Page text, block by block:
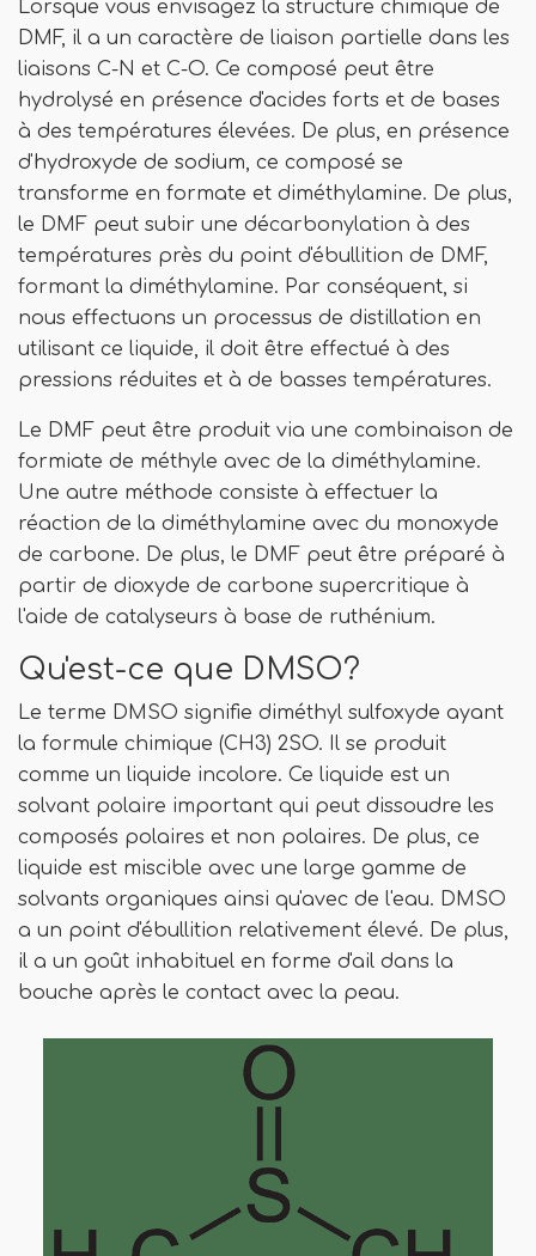
Lorsque vous envisagez la structure chimique de
DMF, il a un caractère de liaison partielle dans les
liaisons C-N et C-O. Ce composé peut être
hydrolysé en présence d'acides forts et de bases
à des températures élevées. De plus, en présence
d'hydroxyde de sodium, ce composé se
transforme en formate et diméthylamine. De plus,
le DMF peut subir une décarbonylation à des
températures près du point d'ébullition de DMF,
formant la diméthylamine. Par conséquent, si
nous effectuons un processus de distillation en
utilisant ce liquide, il doit être effectué à des
pressions réduites et à de basses températures.
Le DMF peut être produit via une combinaison de
formiate de méthyle avec de la diméthylamine.
Une autre méthode consiste à effectuer la
réaction de la diméthylamine avec du monoxyde
de carbone. De plus, le DMF peut être préparé à
partir de dioxyde de carbone supercritique à
l'aide de catalyseurs à base de ruthénium.
Qu'est-ce que DMSO?
Le terme DMSO signifie diméthyl sulfoxyde ayant
la formule chimique (CH3) 2SO. Il se produit
comme un liquide incolore. Ce liquide est un
solvant polaire important qui peut dissoudre les
composés polaires et non polaires. De plus, ce
liquide est miscible avec une large gamme de
solvants organiques ainsi qu'avec de l'eau. DMSO
a un point d'ébullition relativement élevé. De plus,
il a un goût inhabituel en forme d'ail dans la
bouche après le contact avec la peau.